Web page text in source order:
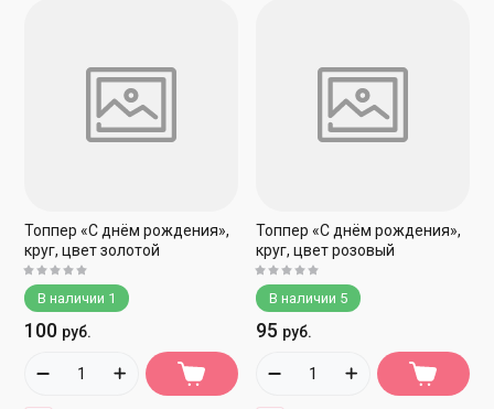
Топпер «С днём рождения»,
круг, цвет золотой
В наличии 1
100 руб.
Топпер «С днём рождения»,
круг, цвет розовый
В наличии 5
95 руб.